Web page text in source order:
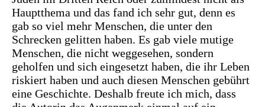
Hauptthema und das fand ich sehr gut, denn es
gab so viel mehr Menschen, die unter den
Schrecken gelitten haben. Es gab viele mutige
Menschen, die nicht weggesehen, sondern
geholfen und sich eingesetzt haben, die ihr Leben
riskiert haben und auch diesen Menschen gebührt
eine Geschichte. Deshalb freute ich mich, dass